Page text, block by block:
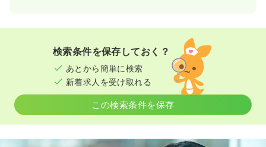
検索条件を保存しておく？
あとから簡単に検索
新着求人を受け取れる
この検索条件を保存